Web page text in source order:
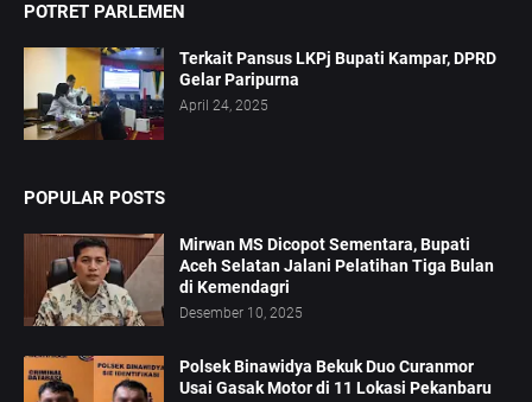
POTRET PARLEMEN
Terkait Pansus LKPj Bupati Kampar, DPRD
Gelar Paripurna
April 24, 2025
POPULAR POSTS
Mirwan MS Dicopot Sementara, Bupati
Aceh Selatan Jalani Pelatihan Tiga Bulan
di Kemendagri
Desember 10, 2025
Polsek Binawidya Bekuk Duo Curanmor
Usai Gasak Motor di 11 Lokasi Pekanbaru